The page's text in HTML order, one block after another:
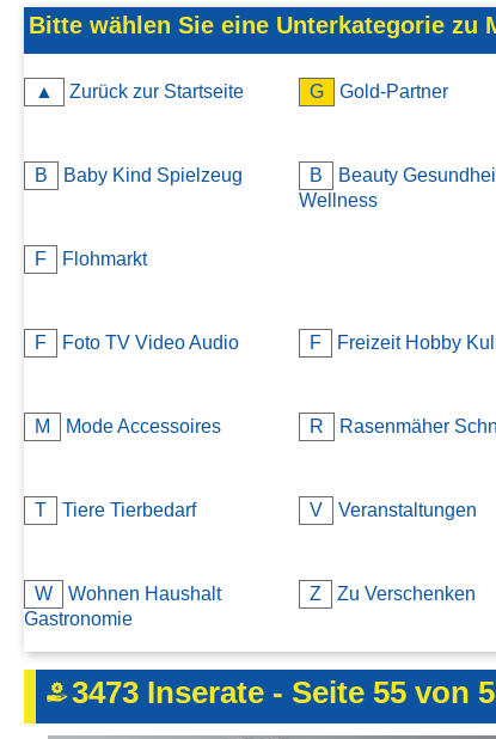
Kontakt
Bitte wählen Sie eine Unterkategorie zu
▲ Zurück zur Startseite G Gold-Partner
B Baby Kind Spielzeug B
Beauty
Wellness
F Flohmarkt
F Foto TV Video Audio F Freizeit Hobby
M Mode Accessoires R Rasenmäher
T Tiere Tierbedarf V Veranstaltungen
W
Wohnen Haushalt
Gastronomie
Z Zu Verschenken
3473 Inserate - Seite 55 von